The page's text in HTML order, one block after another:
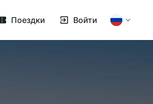
Поездки Войти